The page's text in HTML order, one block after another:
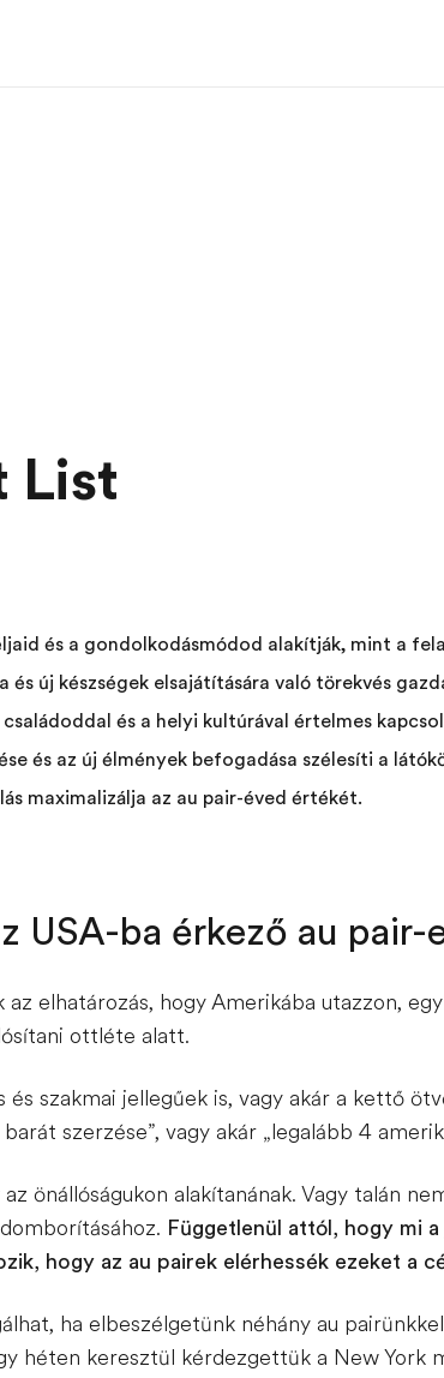
List
és a gondolkodásmódod alakítják, mint a
és új készségek elsajátítására való törekvés
és a helyi kultúrával értelmes
és az új élmények befogadása szélesíti a
maximalizálja az au pair-éved értékét.
USA-ba érkező au pair-
elhatározás, hogy Amerikába utazzon,
ottléte alatt.
szakmai jellegűek is, vagy akár a kettő
szerzése”, vagy akár „legalább 4
önállóságukon alakítanának. Vagy talán
Függetlenül attól, hogy mi
hogy az au pairek elérhessék ezeket a
ha elbeszélgetünk néhány au
héten keresztül kérdezgettük a New York